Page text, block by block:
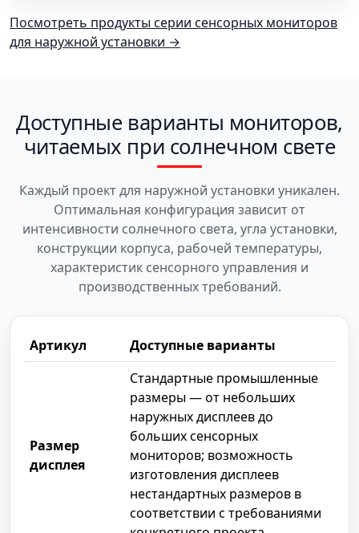
Посмотреть продукты серии сенсорных мониторов
для наружной установки →
Доступные варианты мониторов,
читаемых при солнечном свете
Каждый проект для наружной установки уникален.
Оптимальная конфигурация зависит от
интенсивности солнечного света, угла установки,
конструкции корпуса, рабочей температуры,
характеристик сенсорного управления и
производственных требований.
Артикул Доступные варианты
Размер
дисплея
Стандартные промышленные
размеры — от небольших
наружных дисплеев до
больших сенсорных
мониторов; возможность
изготовления дисплеев
нестандартных размеров в
соответствии с требованиями